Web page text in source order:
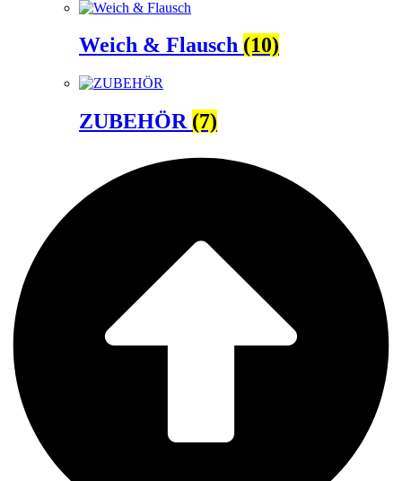
Weich & Flausch (10)
ZUBEHÖR (7)